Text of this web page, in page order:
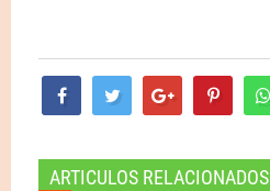
ARTICULOS RELACIONADOS